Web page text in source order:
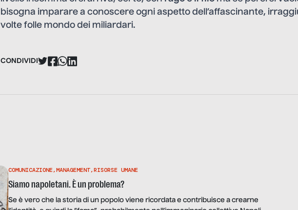
bisogna imparare a conoscere ogni aspetto dell’affascinante,
volte folle mondo dei miliardari.
CONDIVIDI
COMUNICAZIONE,MANAGEMENT,RISORSE UMANE
Siamo napoletani. È un problema?
Se è vero che la storia di un popolo viene ricordata e contribuisce a crearne